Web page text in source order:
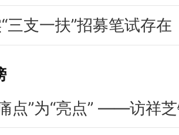
三支一扶”招募笔试存在